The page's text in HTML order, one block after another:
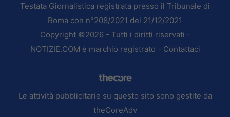
Testata Giornalistica registrata presso il Tribunale di
Roma con n°208/2021 del 21/12/2021
Copyright ©2026 - Tutti i diritti riservati -
NOTIZIE.COM è marchio registrato - Contattaci
Le attività pubblicitarie su questo sito sono gestite da
theCoreAdv